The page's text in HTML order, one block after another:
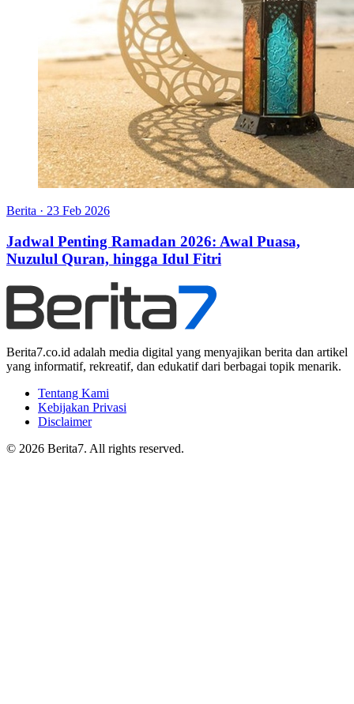
Berita · 23 Feb 2026
Jadwal Penting Ramadan 2026: Awal Puasa,
Nuzulul Quran, hingga Idul Fitri
Berita7.co.id adalah media digital yang menyajikan berita dan artikel
yang informatif, rekreatif, dan edukatif dari berbagai topik menarik.
Tentang Kami
Kebijakan Privasi
Disclaimer
© 2026 Berita7. All rights reserved.